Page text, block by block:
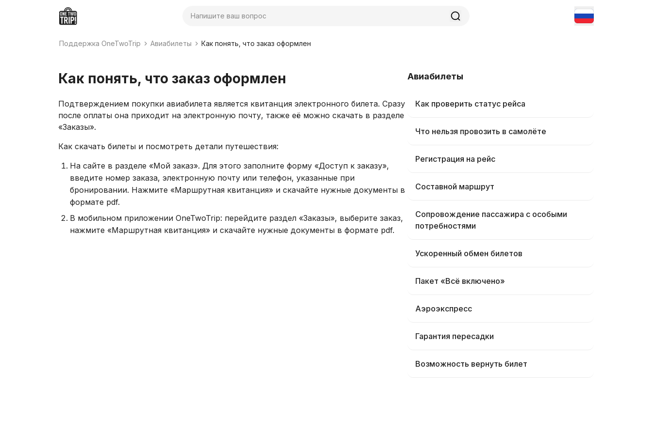
Поиск
Поддержка OneTwoTrip Авиабилеты Как понять, что заказ оформлен
Как понять, что заказ оформлен
Подтверждением покупки авиабилета является квитанция электронного билета. Сразу
после оплаты она приходит на электронную почту, также её можно скачать в разделе
«Заказы».
Как скачать билеты и посмотреть детали путешествия:
На сайте в разделе «Мой заказ». Для этого заполните форму «Доступ к заказу»,
введите номер заказа, электронную почту или телефон, указанные при
бронировании. Нажмите «Маршрутная квитанция» и скачайте нужные документы в
формате pdf.
В мобильном приложении OneTwoTrip: перейдите раздел «Заказы», выберите заказ,
нажмите «Маршрутная квитанция» и скачайте нужные документы в формате pdf.
Авиабилеты
Как проверить статус рейса
Что нельзя провозить в самолёте
Регистрация на рейс
Составной маршрут
Сопровождение пассажира с особыми
потребностями
Ускоренный обмен билетов
Пакет «Всё включено»
Аэроэкспресс
Гарантия пересадки
Возможность вернуть билет